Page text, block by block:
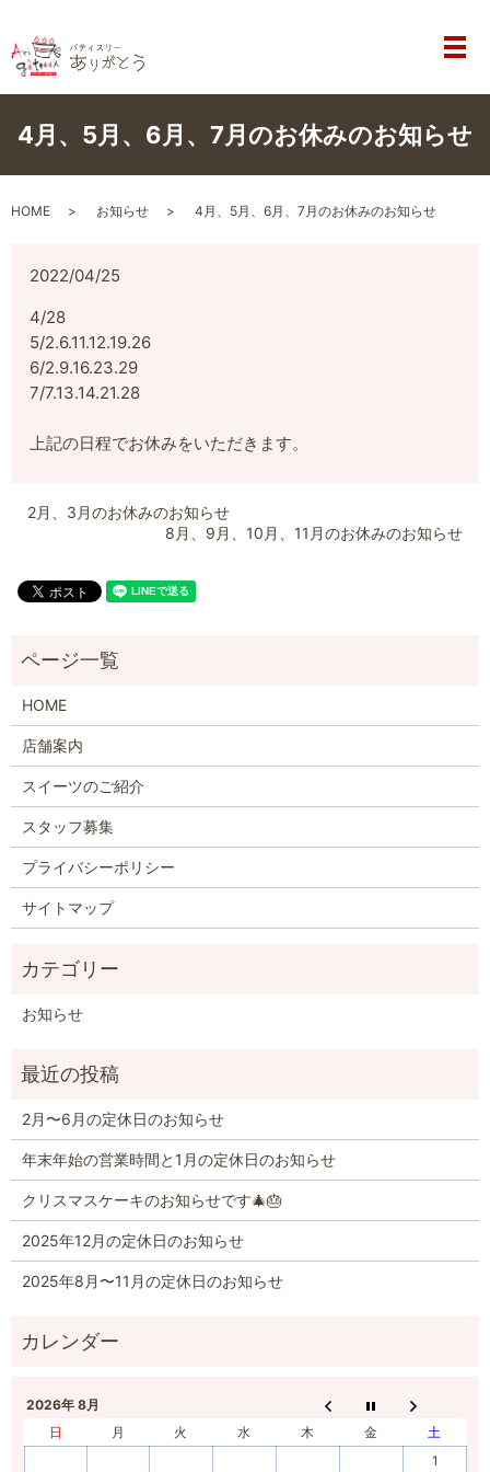
メ
4月、5月、6月、7月のお休みのお知らせ
HOME お知らせ 4月、5月、6月、7月のお休みのお知らせ
2022/04/25
4/28
5/2.6.11.12.19.26
6/2.9.16.23.29
7/7.13.14.21.28
上記の日程でお休みをいただきます。
2月、3月のお休みのお知らせ
8月、9月、10月、11月のお休みのお知らせ
HOME
店舗案内
スイーツのご紹介
スタッフ募集
プライバシーポリシー
サイトマップ
お知らせ
2月〜6月の定休日のお知らせ
年末年始の営業時間と1月の定休日のお知らせ
クリスマスケーキのお知らせです🎄🎂
2025年12月の定休日のお知らせ
2025年8月〜11月の定休日のお知らせ
2026年 8月
日
月 火 水 木 金
土
1